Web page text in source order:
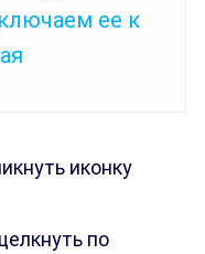
ее к
иконку
по